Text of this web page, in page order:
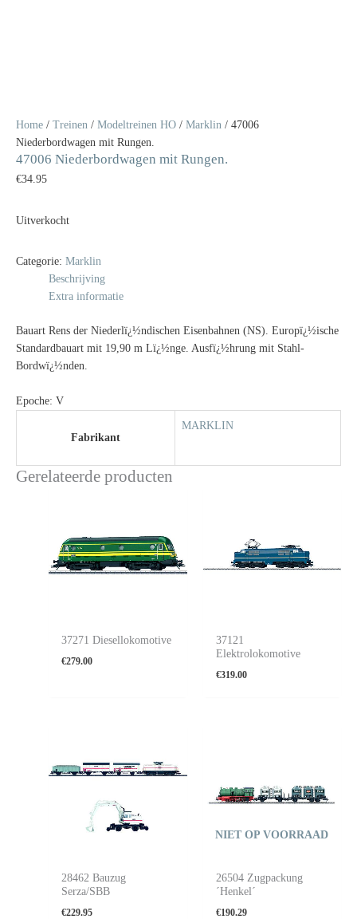
Home / Treinen / Modeltreinen HO / Marklin / 47006
Niederbordwagen mit Rungen.
47006 Niederbordwagen mit Rungen.
€34.95
Uitverkocht
Categorie: Marklin
Beschrijving
Extra informatie
Bauart Rens der Niederlï¿½ndischen Eisenbahnen (NS). Europï¿½ische
Standardbauart mit 19,90 m Lï¿½nge. Ausfï¿½hrung mit Stahl-
Bordwï¿½nden.
Epoche: V
Fabrikant
MARKLIN
Gerelateerde producten
37271 Diesellokomotive
€279.00
37121
Elektrolokomotive
€319.00
28462 Bauzug
Serza/SBB
€229.95
NIET OP VOORRAAD
26504 Zugpackung
´Henkel´
€190.29